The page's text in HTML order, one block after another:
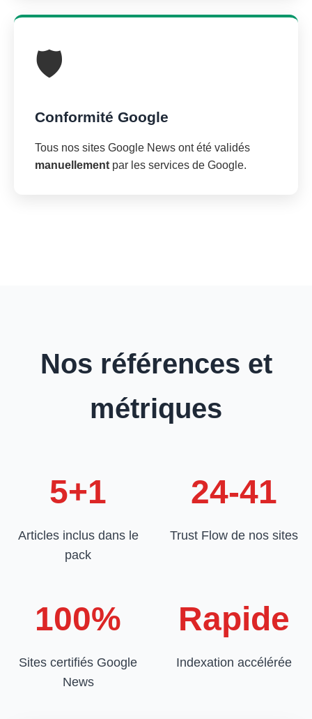
🛡️
Conformité Google
Tous nos sites Google News ont été validés
manuellement par les services de Google.
Nos références et
métriques
5+1
Articles inclus dans le
pack
24-41
Trust Flow de nos sites
100%
Sites certifiés Google
News
Rapide
Indexation accélérée